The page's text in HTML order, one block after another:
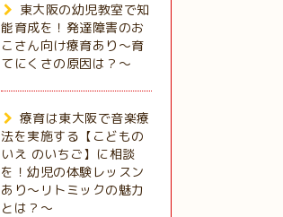
東大阪の幼児教室で知
能育成を！発達障害のお
こさん向け療育あり～育
てにくさの原因は？～
療育は東大阪で音楽療
法を実施する【こどもの
いえ のいちご】に相談
を！幼児の体験レッスン
あり～リトミックの魅力
とは？～